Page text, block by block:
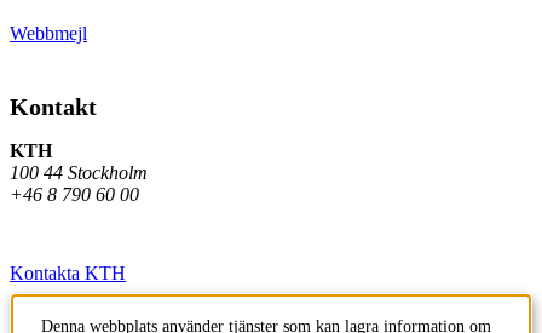
Webbmejl
Kontakt
KTH
100 44 Stockholm
+46 8 790 60 00
Kontakta KTH
Jobba på KTH
Denna webbplats använder tjänster som kan lagra information om